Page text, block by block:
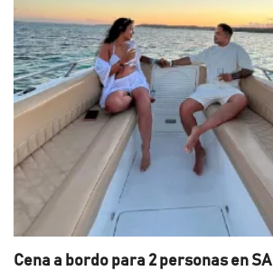
Cena a bordo para 2 personas en SAI